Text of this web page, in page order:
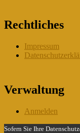
Rechtliches
Impressum
Verwaltung
Anmelden
Sofern Sie Ihre